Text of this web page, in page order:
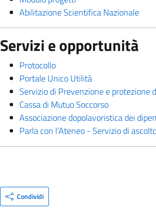
Abilitazione Scientifica Nazionale
Servizi e opportunità
Protocollo
Portale Unico Utilità
Servizio di Prevenzione e protezione
Cassa di Mutuo Soccorso
Associazione dopolavoristica dei
Parla con l’Ateneo - Servizio di
Condividi